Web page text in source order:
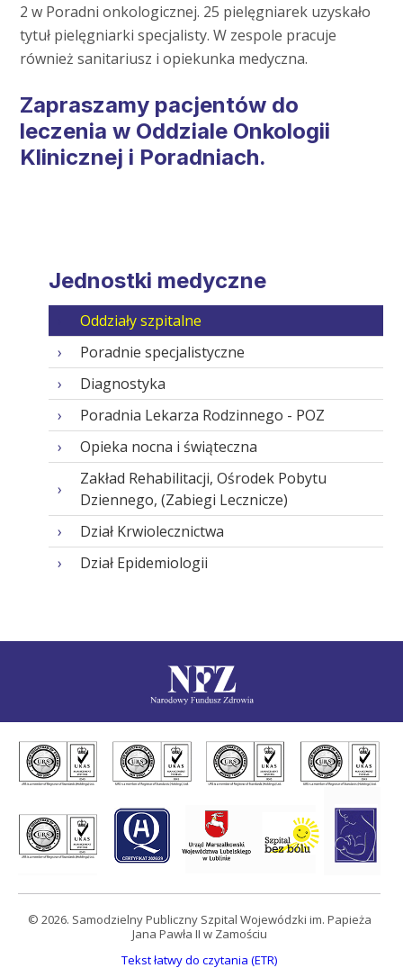
2 w Poradni onkologicznej. 25 pielęgniarek uzyskało
tytuł pielęgniarki specjalisty. W zespole pracuje
również sanitariusz i opiekunka medyczna.
Zapraszamy pacjentów do
leczenia w Oddziale Onkologii
Klinicznej i Poradniach.
Jednostki medyczne
Oddziały szpitalne
Poradnie specjalistyczne
Diagnostyka
Poradnia Lekarza Rodzinnego - POZ
Opieka nocna i świąteczna
Zakład Rehabilitacji, Ośrodek Pobytu
Dziennego, (Zabiegi Lecznicze)
Dział Krwiolecznictwa
Dział Epidemiologii
© 2026. Samodzielny Publiczny Szpital Wojewódzki im. Papieża
Jana Pawła II w Zamościu
Tekst łatwy do czytania (ETR)